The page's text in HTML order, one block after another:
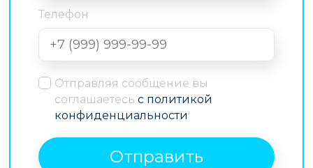
Телефон
Отправляя сообщение вы
соглашаетесьс политикой
конфиденциальности
Отправить